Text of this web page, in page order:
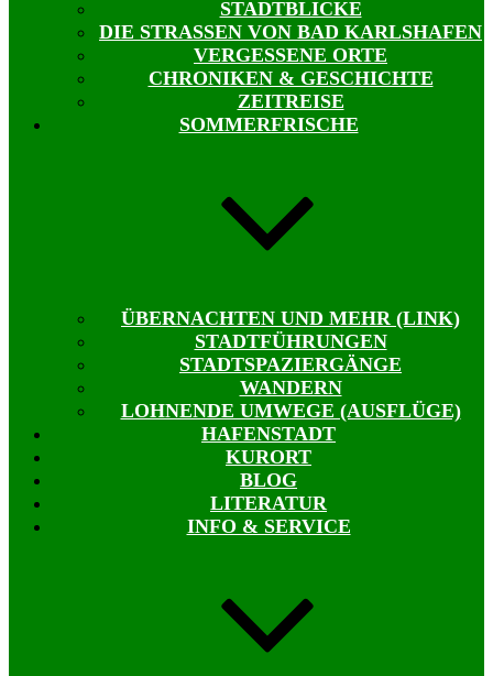
STADTBLICKE
DIE STRASSEN VON BAD KARLSHAFEN
VERGESSENE ORTE
CHRONIKEN & GESCHICHTE
ZEITREISE
SOMMERFRISCHE
ÜBERNACHTEN UND MEHR (LINK)
STADTFÜHRUNGEN
STADTSPAZIERGÄNGE
WANDERN
LOHNENDE UMWEGE (AUSFLÜGE)
HAFENSTADT
KURORT
BLOG
LITERATUR
INFO & SERVICE